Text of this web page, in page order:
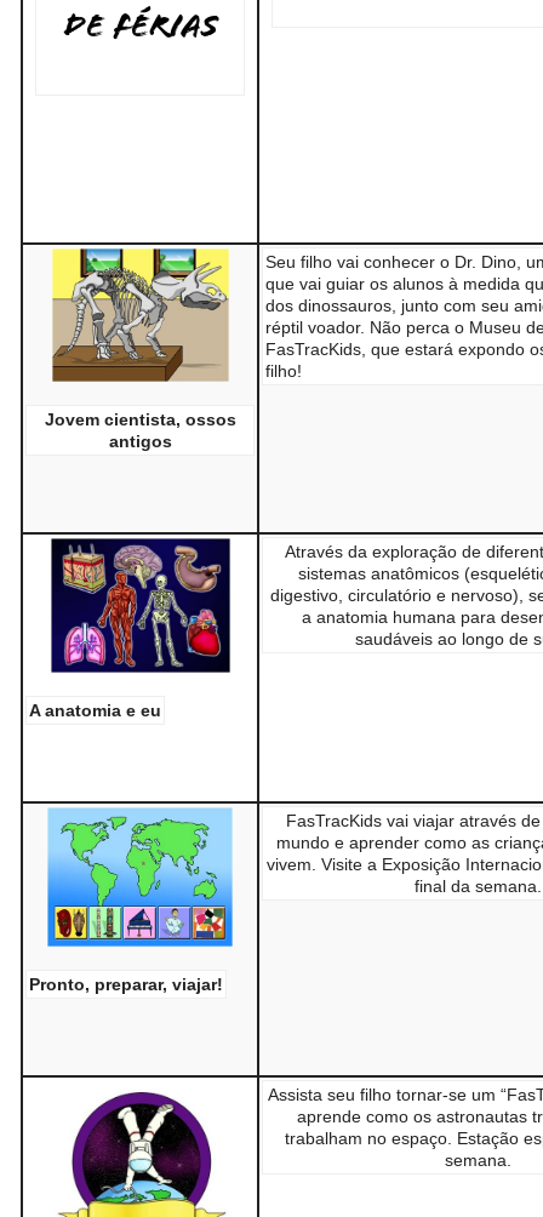
de férias
Jovem cientista, ossos
antigos
Seu filho vai conhecer o Dr. Dino,
que vai guiar os alunos à medida
dos dinossauros, junto com seu
réptil voador. Não perca o Museu
FasTracKids, que estará expondo
filho!
A anatomia e eu
Através da exploração de
sistemas anatômicos
digestivo, circulatório e nervoso),
a anatomia humana para
saudáveis ao longo de
Pronto, preparar, viajar!
FasTracKids vai viajar através
mundo e aprender como as
vivem. Visite a Exposição
final da semana.
Assista seu filho tornar-se um
aprende como os astronautas
trabalham no espaço. Estação
semana.